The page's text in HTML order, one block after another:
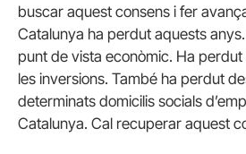
buscar aquest consens i fer
Catalunya ha perdut aquests
punt de vista econòmic. Ha
les inversions. També ha perdut
determinats domicilis socials
Catalunya. Cal recuperar aquest